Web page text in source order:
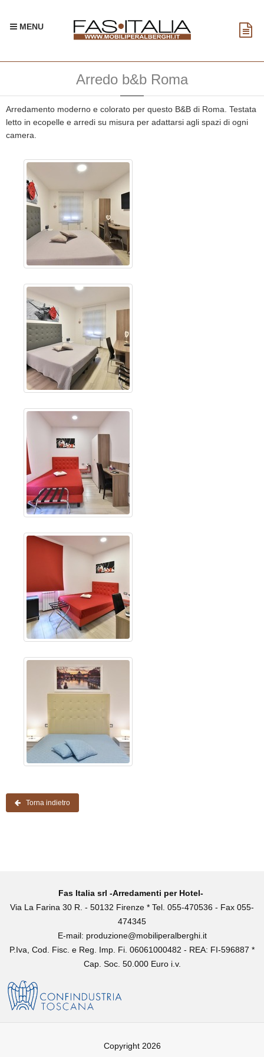
MENU
Arredo b&b Roma
Arredamento moderno e colorato per questo B&B di Roma. Testata
letto in ecopelle e arredi su misura per adattarsi agli spazi di ogni
camera.
Torna indietro
Fas Italia srl -Arredamenti per Hotel-
Via La Farina 30 R. - 50132 Firenze * Tel. 055-470536 - Fax 055-
474345
E-mail: produzione@mobiliperalberghi.it
P.Iva, Cod. Fisc. e Reg. Imp. Fi. 06061000482 - REA: FI-596887 *
Cap. Soc. 50.000 Euro i.v.
Copyright 2026